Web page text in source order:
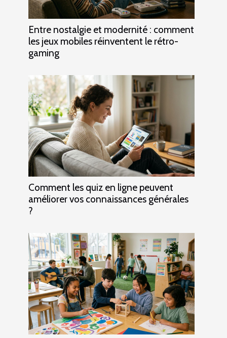
Entre nostalgie et modernité : comment
les jeux mobiles réinventent le rétro-
gaming
Comment les quiz en ligne peuvent
améliorer vos connaissances générales
?